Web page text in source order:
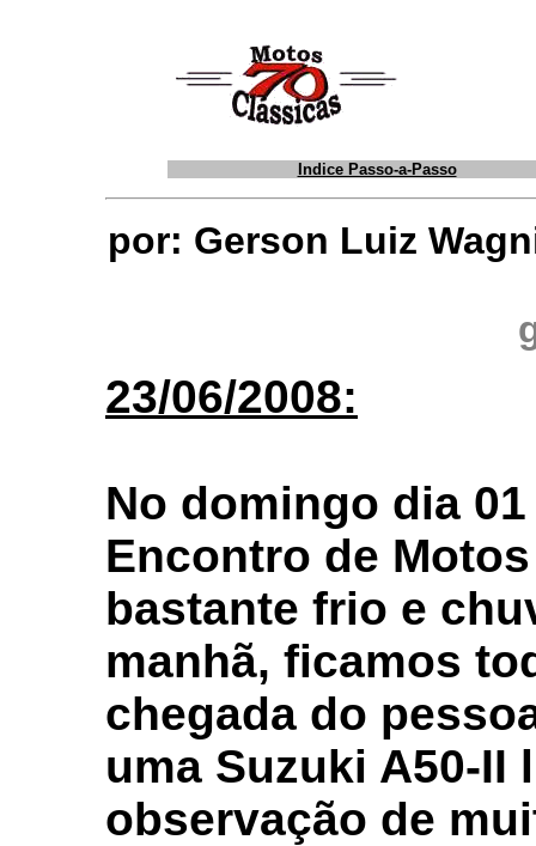
Indice Passo-a-Passo
por: Gerson Luiz
23/06/2008:
No domingo dia
Encontro de
bastante frio e
manhã, ficamos
chegada do
uma Suzuki A50-
observação de